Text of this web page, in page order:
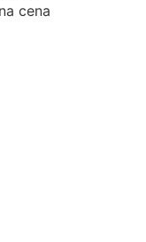
cena